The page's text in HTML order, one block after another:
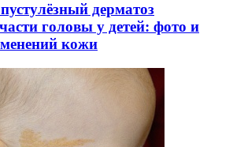
дерматоз
головы у детей: фото и
кожи